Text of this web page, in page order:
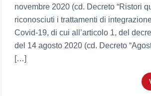
novembre 2020 (cd. Decreto “Ristori
riconosciuti i trattamenti di
Covid-19, di cui all’articolo 1, del
del 14 agosto 2020 (cd. Decreto
[…]